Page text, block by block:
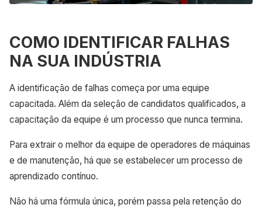
COMO IDENTIFICAR FALHAS
NA SUA INDÚSTRIA
A identificação de falhas começa por uma equipe
capacitada. Além da seleção de candidatos qualificados, a
capacitação da equipe é um processo que nunca termina.
Para extrair o melhor da equipe de operadores de máquinas
e de manutenção, há que se estabelecer um processo de
aprendizado contínuo.
Não há uma fórmula única, porém passa pela retenção do